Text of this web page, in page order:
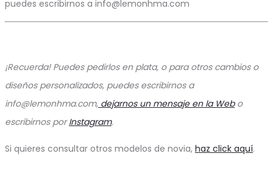
puedes escribirnos a info@lemonhma.com
¡Recuerda! Puedes pedirlos en plata, o para otros cambios o
diseños personalizados, puedes escribirnos a
info@lemonhma.com, dejarnos un mensaje en la Webo
escribirnos porInstagram.
Si quieres consultar otros modelos de novia, haz click aquí.